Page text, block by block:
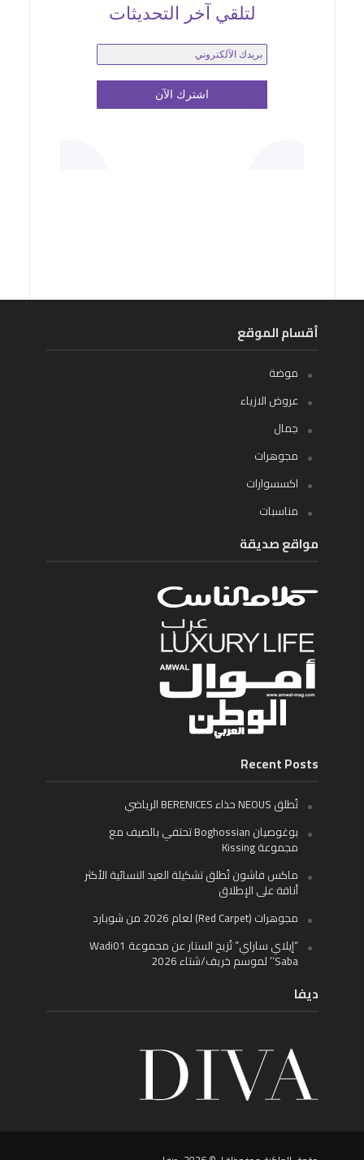
لتلقي آخر التحديثات
أقسام الموقع
موضة
عروض الازياء
جمال
مجوهرات
اكسسوارات
مناسبات
مواقع صديقة
Recent Posts
تُطلق NEOUS حذاء BERENICES الرياضي
بوغوصيان Boghossian تحتفي بالصيف مع
مجموعة Kissing
ماكس فاشون تُطلق تشكيلة العيد النسائية الأكثر
أناقة على الإطلاق
مجوهرات (Red Carpet) لعام 2026 من شوبارد
“إيلاي ساراي” تُزيح الستار عن مجموعة Wadi01
‘Saba’ لموسم خريف/شتاء 2026
ديفا